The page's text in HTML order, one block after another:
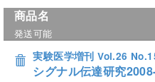
商品名
発送可能
実験医学増刊 Vol.26
シグナル伝達研究